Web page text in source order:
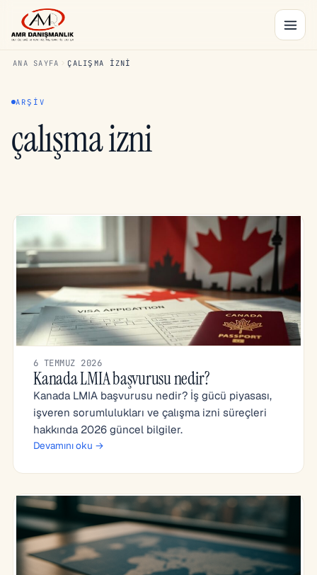
ANA SAYFA ÇALIŞMA IZNI
ARŞIV
çalışma izni
6 TEMMUZ 2026
Kanada LMIA başvurusu nedir?
Kanada LMIA başvurusu nedir? İş gücü piyasası,
işveren sorumlulukları ve çalışma izni süreçleri
hakkında 2026 güncel bilgiler.
Devamını oku →